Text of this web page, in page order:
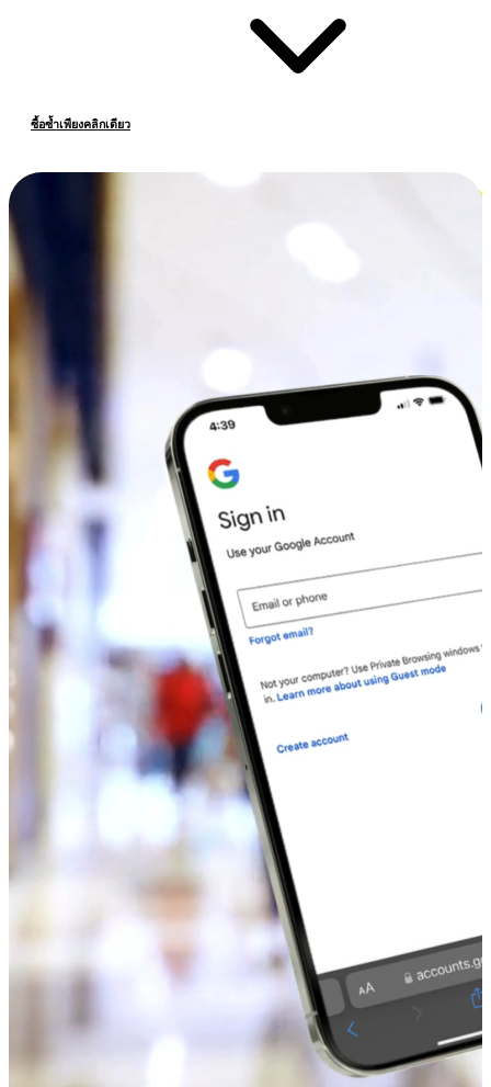
ซื้อซ้ำเพียงคลิกเดียว